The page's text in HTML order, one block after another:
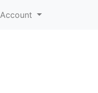
Account